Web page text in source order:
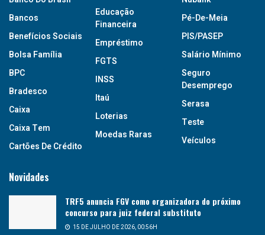
Bancos
Benefícios Sociais
Bolsa Família
BPC
Bradesco
Caixa
Caixa Tem
Cartões De Crédito
Educação
Financeira
Empréstimo
FGTS
INSS
Itaú
Loterias
Moedas Raras
Pé-De-Meia
PIS/PASEP
Salário Mínimo
Seguro
Desemprego
Serasa
Teste
Veículos
Novidades
TRF5 anuncia FGV como organizadora do próximo
concurso para juiz federal substituto
15 DE JULHO DE 2026, 00:56H